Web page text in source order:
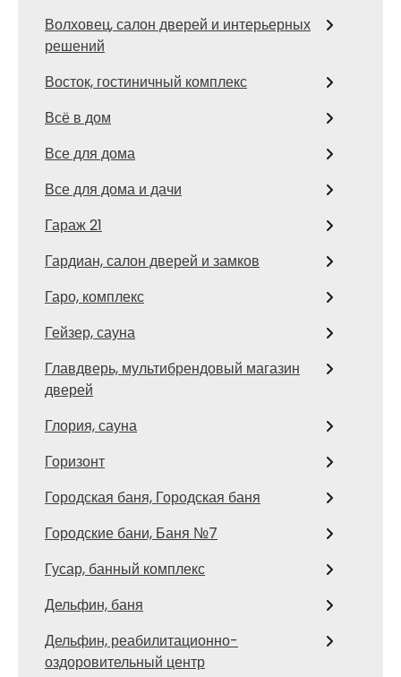
Волховец, салон дверей и интерьерных
решений
Восток, гостиничный комплекс
Всё в дом
Все для дома
Все для дома и дачи
Гараж 21
Гардиан, салон дверей и замков
Гаро, комплекс
Гейзер, сауна
Главдверь, мультибрендовый магазин
дверей
Глория, сауна
Горизонт
Городская баня, Городская баня
Городские бани, Баня №7
Гусар, банный комплекс
Дельфин, баня
Дельфин, реабилитационно-
оздоровительный центр